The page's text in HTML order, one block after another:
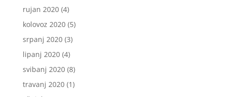
rujan 2020(4)
kolovoz 2020(5)
srpanj 2020(3)
lipanj 2020(4)
svibanj 2020(8)
travanj 2020(1)